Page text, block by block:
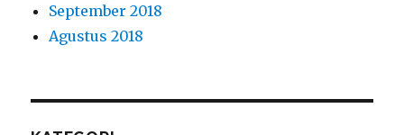
September 2018
Agustus 2018